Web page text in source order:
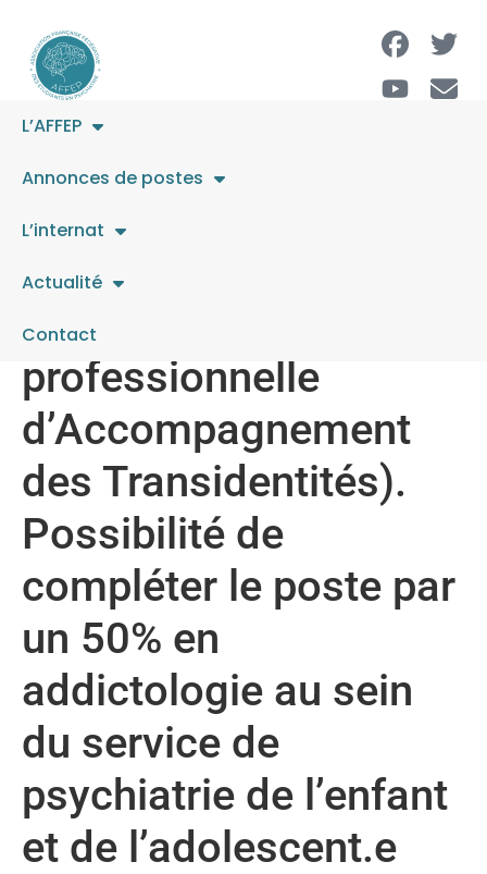
L’AFFEP
Annonces de postes
L’internat
Actualité
Contact
PSYCHIATRE ETP 50%
au sein de l’équipe
EPPAT (Equipe
Pédiatrique Pluri-
professionnelle
d’Accompagnement
des Transidentités).
Possibilité de
compléter le poste par
un 50% en
addictologie au sein
du service de
psychiatrie de l’enfant
et de l’adolescent.e